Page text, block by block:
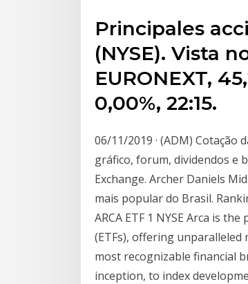
Principales
(NYSE). Vista
EURONEXT,
0,00%, 22:15.
06/11/2019 · (ADM) Cotação
gráfico, forum, dividendos e
Exchange. Archer Daniels
mais popular do Brasil.
ARCA ETF 1 NYSE Arca is
(ETFs), offering
most recognizable financial
inception, to index